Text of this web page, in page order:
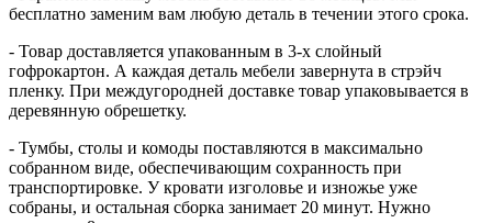
бесплатно заменим вам любую деталь в течении этого срока.
- Товар доставляется упакованным в 3-х слойный
гофрокартон. А каждая деталь мебели завернута в стрэйч
пленку. При междугородней доставке товар упаковывается в
деревянную обрешетку.
- Тумбы, столы и комоды поставляются в максимально
собранном виде, обеспечивающим сохранность при
транспортировке. У кровати изголовье и изножье уже
собраны, и остальная сборка занимает 20 минут. Нужно